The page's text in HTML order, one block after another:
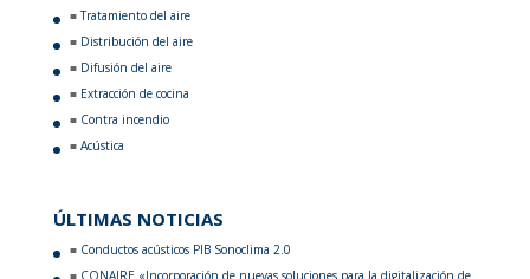
Tratamiento del aire
Distribución del aire
Difusión del aire
Extracción de cocina
Contra incendio
Acústica
ÚLTIMAS NOTICIAS
Conductos acústicos PIB Sonoclima 2.0